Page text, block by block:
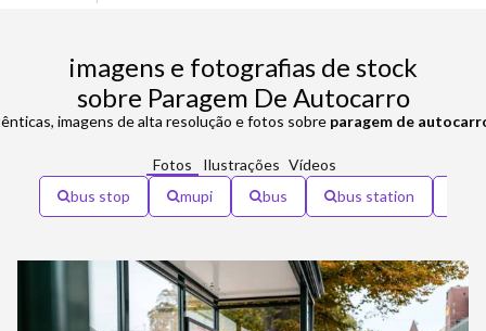
imagens e fotografias de stock
sobre Paragem De Autocarro
imagens de alta resolução e fotos sobre paragem de
Fotos Ilustrações Vídeos
bus stop
mupi bus bus station